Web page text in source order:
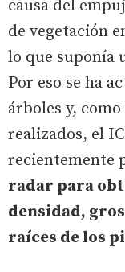
causa del
de vegetación
lo que suponía
Por eso se ha
árboles y,
realizados, el
recientemente
radar para
densidad,
raíces de los